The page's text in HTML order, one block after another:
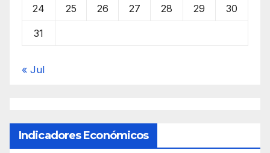
24 25 26 27 28 29 30
31
« Jul
Indicadores Económicos